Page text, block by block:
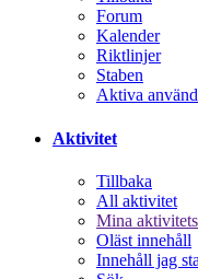
Forum
Kalender
Riktlinjer
Staben
Aktiva
Aktivitet
Tillbaka
All aktivitet
Mina
Oläst innehåll
Innehåll jag